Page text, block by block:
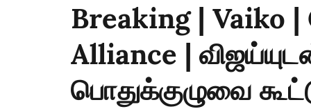
Breaking | Vaiko
Alliance |
பொதுக்குழுவை